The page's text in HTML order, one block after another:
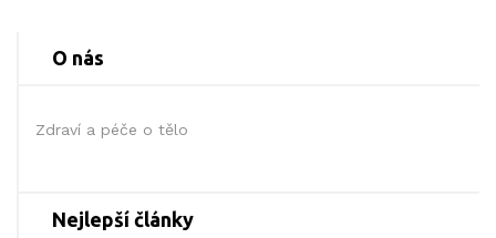
O nás
Zdraví a péče o tělo
Nejlepší články